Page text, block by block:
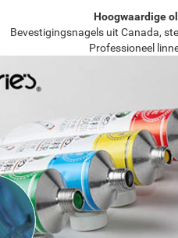
Hoogwaardige
Bevestigingsnagels uit Canada,
Professioneel